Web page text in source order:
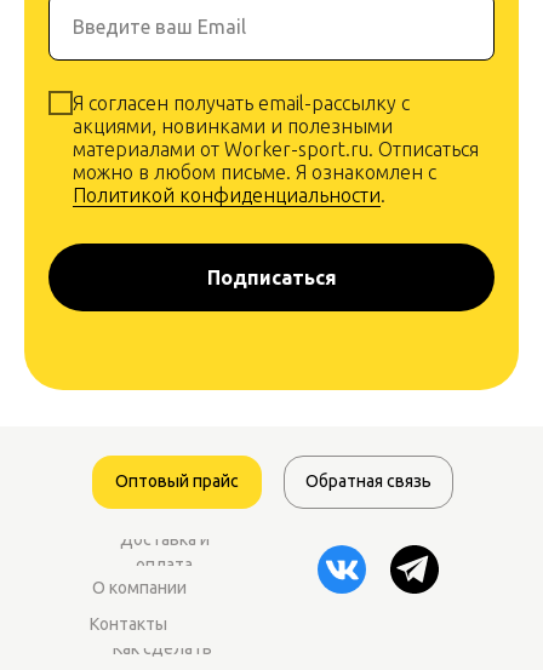
Введите ваш Email
Я согласен получать email-рассылку с
акциями, новинками и полезными
материалами от Worker-sport.ru. Отписаться
можно в любом письме. Я ознакомлен с
Политикой конфиденциальности.
Подписаться
Контакты
О компании
Доставка и
оплата
Оптовый прайс Обратная связь
Как сделать